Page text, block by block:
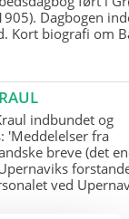
Dagbogen
Kort biografi om
indbundet og
'Meddelelser fra
breve (det
ved